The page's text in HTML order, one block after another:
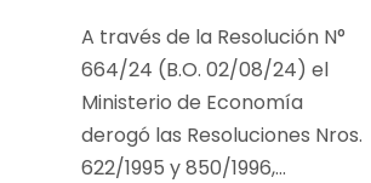
A través de la Resolución N°
664/24 (B.O. 02/08/24) el
Ministerio de Economía
derogó las Resoluciones Nros.
622/1995 y 850/1996,...